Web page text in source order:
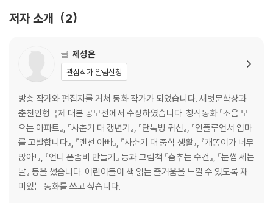
저자 소개 2
글 제성은
관심작가 알림신청
방송 작가와 편집자를 거쳐 동화 작가가 되었습니다. 새벗문학상과
춘천인형극제 대본 공모전에서 수상하였습니다. 창작동화 『소음 모
으는 아파트』, 『사춘기 대 갱년기』, 『단톡방 귀신』, 『인플루언서 엄마
를 고발합니다』, 『랜선 아빠』, 『사춘기 대 중학 생활』, 『개똥이가 너무
많아!』, 『언니 폰좀비 만들기』 등과 그림책 『춤추는 수건』, 『눈썹 세는
날』 등을 썼습니다. 어린이들이 책 읽는 즐거움을 느낄 수 있도록 재
미있는 동화를 쓰고 싶습니다.